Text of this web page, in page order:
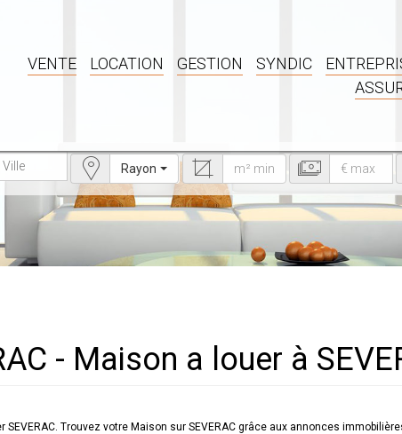
VENTE LOCATION GESTION SYNDIC
Rayon
- Maison a louer à
Trouvez votre Maison sur SEVERAC grâce aux annonces immobilières